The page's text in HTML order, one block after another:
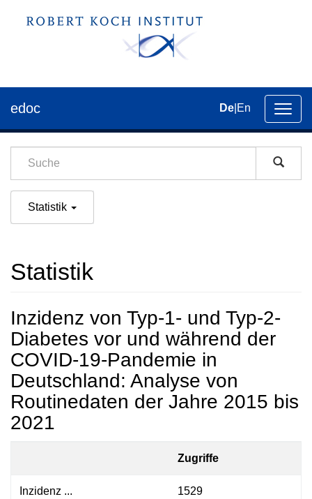
der
edoc De En
Statistik
Statistik
Inzidenz von Typ-1- und Typ-2-
Diabetes vor und während der
COVID-19-Pandemie in
Deutschland: Analyse von
Routinedaten der Jahre 2015 bis
2021
Zugriffe
Inzidenz ... 1529